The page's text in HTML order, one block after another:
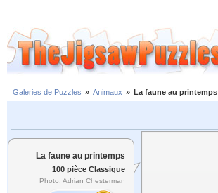
Galeries de Puzzles » Animaux » La faune au printemps
La faune au printemps
100 pièce Classique
Photo: Adrian Chesterman